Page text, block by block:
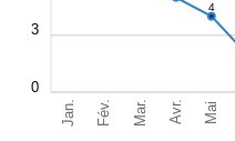
Jan. Fév. Mar. Avr. Mai
0
3
4